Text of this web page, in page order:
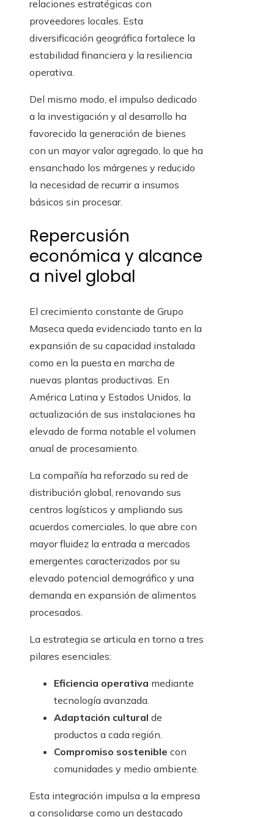
relaciones estratégicas con
proveedores locales. Esta
diversificación geográfica fortalece la
estabilidad financiera y la resiliencia
operativa.
Del mismo modo, el impulso dedicado
a la investigación y al desarrollo ha
favorecido la generación de bienes
con un mayor valor agregado, lo que ha
ensanchado los márgenes y reducido
la necesidad de recurrir a insumos
básicos sin procesar.
Repercusión
económica y alcance
a nivel global
El crecimiento constante de Grupo
Maseca queda evidenciado tanto en la
expansión de su capacidad instalada
como en la puesta en marcha de
nuevas plantas productivas. En
América Latina y Estados Unidos, la
actualización de sus instalaciones ha
elevado de forma notable el volumen
anual de procesamiento.
La compañía ha reforzado su red de
distribución global, renovando sus
centros logísticos y ampliando sus
acuerdos comerciales, lo que abre con
mayor fluidez la entrada a mercados
emergentes caracterizados por su
elevado potencial demográfico y una
demanda en expansión de alimentos
procesados.
La estrategia se articula en torno a tres
pilares esenciales:
Eficiencia operativa mediante
tecnología avanzada.
Adaptación cultural de
productos a cada región.
Compromiso sostenible con
comunidades y medio ambiente.
Esta integración impulsa a la empresa
a consolidarse como un destacado